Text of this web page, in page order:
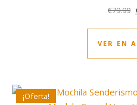
€79.99
VER EN
¡Oferta!